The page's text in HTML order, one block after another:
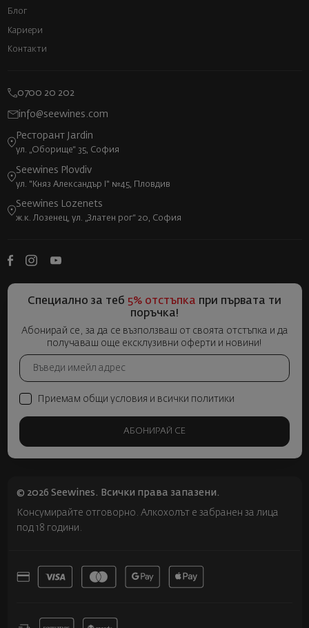
Блог
Кариери
Контакти
0700 20 202
info@seewines.com
Ресторант Jardin
ул. „Оборище“ 35, София
Seewines Plovdiv
ул. "Княз Александър I" №45, Пловдив
Seewines Lozenets
ж.к. Лозенец, ул. „Златен рог“ 20, София
Специално за теб 5% отстъпка при първата ти
поръчка!
Абонирай се, за да се възползваш от своята отстъпка и да
получаваш още ексклузивни оферти и новини!
Приемам общи условия и всички политики
АБОНИРАЙ СЕ
© 2026 Seewines. Всички права запазени.
Консумирайте отговорно. Алкохолът е забранен за лица
под 18 години.